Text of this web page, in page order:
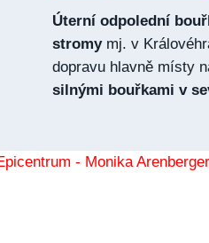
Úterní odpolední
stromymj. v
dopravu hlavně místy
silnými bouřkami v